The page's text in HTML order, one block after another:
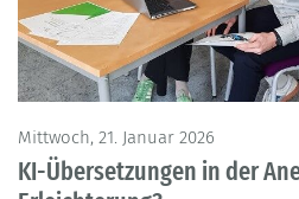
Mittwoch, 21. Januar 2026
KI-Übersetzungen in der